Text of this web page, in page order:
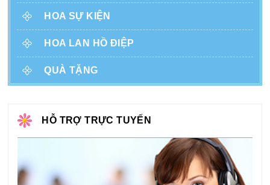
HOA SỰ KIỆN
HOA LAN HỒ ĐIỆP
QUÀ TẶNG
HỖ TRỢ TRỰC TUYẾN